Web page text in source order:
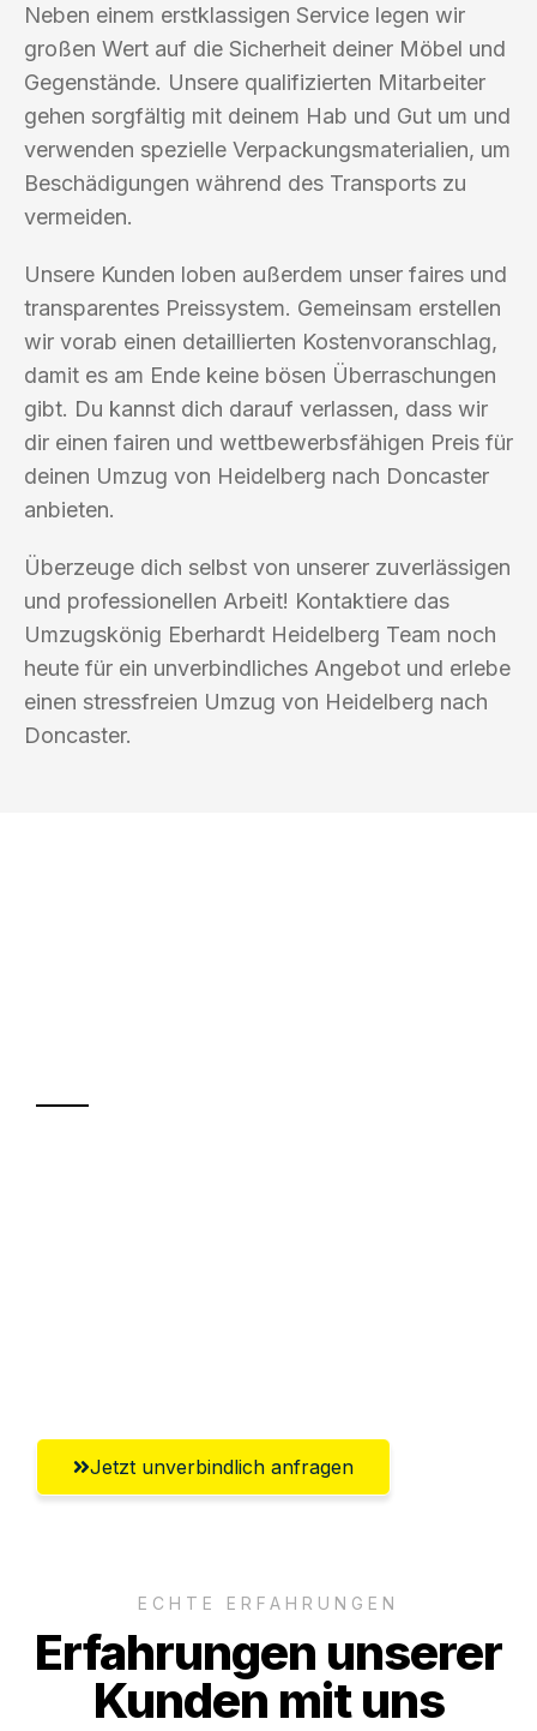
Neben einem erstklassigen Service legen wir
großen Wert auf die Sicherheit deiner Möbel und
Gegenstände. Unsere qualifizierten Mitarbeiter
gehen sorgfältig mit deinem Hab und Gut um und
verwenden spezielle Verpackungsmaterialien, um
Beschädigungen während des Transports zu
vermeiden.
Unsere Kunden loben außerdem unser faires und
transparentes Preissystem. Gemeinsam erstellen
wir vorab einen detaillierten Kostenvoranschlag,
damit es am Ende keine bösen Überraschungen
gibt. Du kannst dich darauf verlassen, dass wir
dir einen fairen und wettbewerbsfähigen Preis für
deinen Umzug von Heidelberg nach Doncaster
anbieten.
Überzeuge dich selbst von unserer zuverlässigen
und professionellen Arbeit! Kontaktiere das
Umzugskönig Eberhardt Heidelberg Team noch
heute für ein unverbindliches Angebot und erlebe
einen stressfreien Umzug von Heidelberg nach
Doncaster.
Jetzt unverbindlich anfragen
ECHTE ERFAHRUNGEN
Erfahrungen unserer
Kunden mit uns